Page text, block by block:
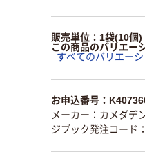
販売単位：1袋(10個)
この商品のバリエー
すべてのバリエー
お申込番号：
メーカー：カメダデ
ジブック発注コード